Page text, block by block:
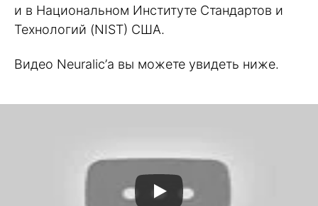
и в Национальном Институте Стандартов и
Технологий (NIST) США.
Видео Neuralic’а вы можете увидеть ниже.